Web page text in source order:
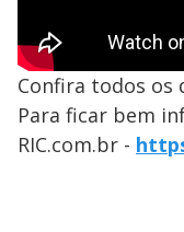
Confira todos os
Para ficar bem
RIC.com.br -